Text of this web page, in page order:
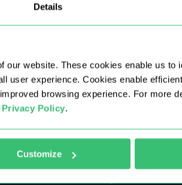
Details
our website. These cookies enable us to
user experience. Cookies enable
browsing experience. For more
Privacy Policy.
Customize
Lösungen